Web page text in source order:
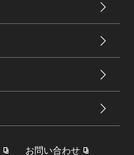
お問い合わせ